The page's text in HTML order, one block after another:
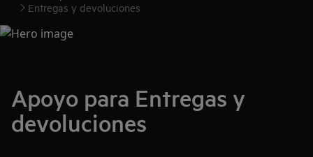
Entregas y devoluciones
Apoyo para Entregas y
devoluciones